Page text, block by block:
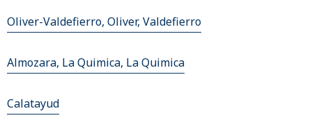
Oliver-Valdefierro, Oliver, Valdefierro
Almozara, La Quimica, La Quimica
Calatayud